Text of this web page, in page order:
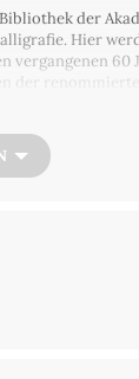
der
Hier
vergangenen 60
der
es kaum noch
sich eine ganz